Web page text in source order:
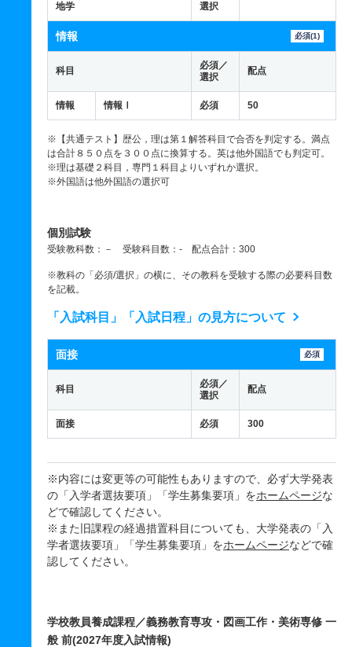
地学 選択
情報 必須(1)
科目
必須／
選択
配点
情報 情報Ⅰ 必須 50
※【共通テスト】歴公，理は第１解答科目で合否を判定する。満点
は合計８５０点を３００点に換算する。英は他外国語でも判定可。
※理は基礎２科目，専門１科目よりいずれか選択。
※外国語は他外国語の選択可
個別試験
受験教科数：－ 受験科目数：- 配点合計：300
※教科の「必須/選択」の横に、その教科を受験する際の必要科目数
を記載。
「入試科目」「入試日程」の見方について
面接 必須
科目
必須／
選択
配点
面接 必須 300
※内容には変更等の可能性もありますので、必ず大学発表
の「入学者選抜要項」「学生募集要項」をホームページな
どで確認してください。
※また旧課程の経過措置科目についても、大学発表の「入
学者選抜要項」「学生募集要項」をホームページなどで確
認してください。
学校教員養成課程／義務教育専攻・図画工作・美術専修 一
般 前(2027年度入試情報)